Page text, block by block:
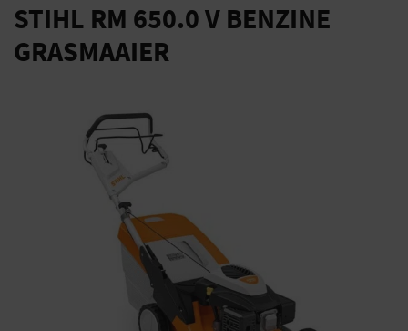
STIHL RM 650.0 V BENZINE
GRASMAAIER